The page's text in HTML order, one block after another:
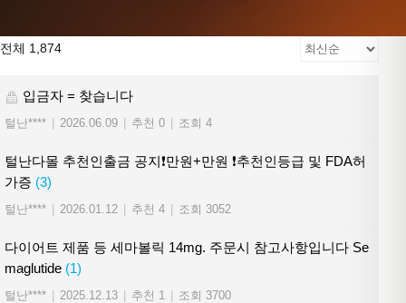
전체 1,874
입금자 = 찾습니다
털난**** 2026.06.09 추천 0 조회 4
털난다몰 추천인출금 공지❗만원+만원 ❗추천인등급 및 FDA허
가증 (3)
털난**** 2026.01.12 추천 4 조회 3052
다이어트 제품 등 세마볼릭 14mg. 주문시 참고사항입니다 Se
maglutide (1)
털난**** 2025.12.13 추천 1 조회 3700